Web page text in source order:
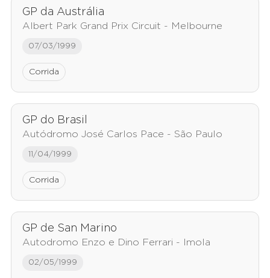
GP da Austrália
Albert Park Grand Prix Circuit - Melbourne
07/03/1999
Corrida
GP do Brasil
Autódromo José Carlos Pace - São Paulo
11/04/1999
Corrida
GP de San Marino
Autodromo Enzo e Dino Ferrari - Imola
02/05/1999